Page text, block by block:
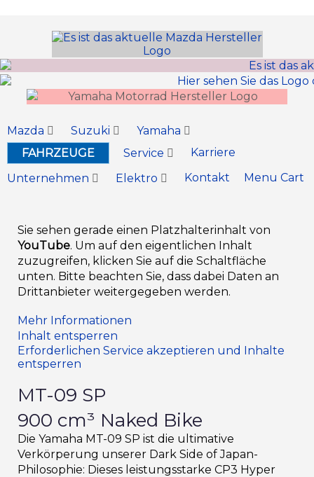
Mazda Suzuki
Yamaha
FAHRZEUGE
Service
Karriere
Unternehmen
Elektro Kontakt Menu Cart
Sie sehen gerade einen Platzhalterinhalt von
YouTube. Um auf den eigentlichen Inhalt
zuzugreifen, klicken Sie auf die Schaltfläche
unten. Bitte beachten Sie, dass dabei Daten an
Drittanbieter weitergegeben werden.
Mehr Informationen
Inhalt entsperren
Erforderlichen Service akzeptieren und Inhalte
entsperren
MT-09 SP
900 cm³ Naked Bike
Die Yamaha MT-09 SP ist die ultimative
Verkörperung unserer Dark Side of Japan-
Philosophie: Dieses leistungsstarke CP3 Hyper